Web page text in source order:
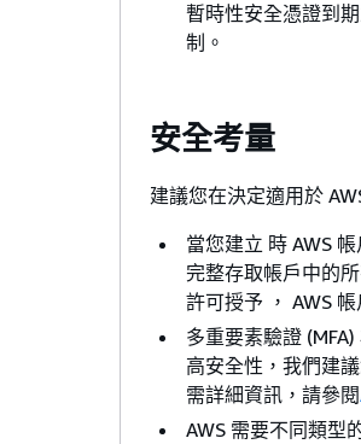
暫時性安全憑證到
制。
安全考量
建議您在決定適用於
當您建立 時 AWS
完整存取帳戶中的
許可授予 ， AWS
多重要素驗證
高安全性，我們建
需詳細資訊，請參閱
AWS 需要不同類型